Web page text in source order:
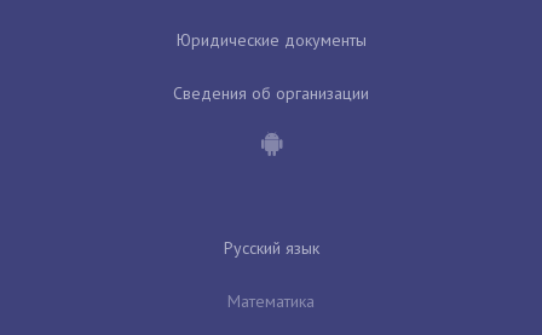
Юридические документы
Сведения об организации
Русский язык
Математика